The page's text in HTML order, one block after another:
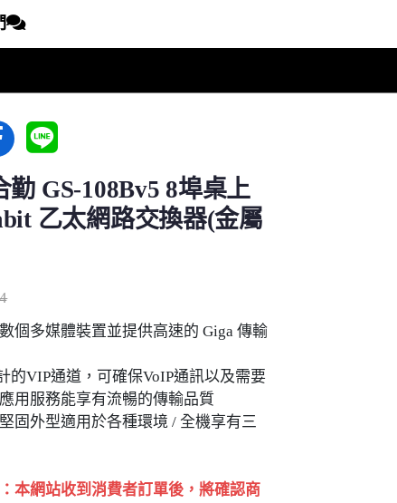
勤 GS-108Bv5 8埠桌上
乙太網路交換器(金屬
個多媒體裝置並提供高速的 Giga 傳輸
的VIP通道，可確保VoIP通訊以及需要
用服務能享有流暢的傳輸品質
固外型適用於各種環境 / 全機享有三
本網站收到消費者訂單後，將確認商